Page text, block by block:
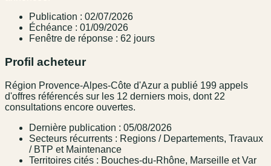
Publication : 02/07/2026
Échéance : 01/09/2026
Fenêtre de réponse : 62 jours
Profil acheteur
Région Provence-Alpes-Côte d'Azur a publié 199 appels
d'offres référencés sur les 12 derniers mois, dont 22
consultations encore ouvertes.
Dernière publication : 05/08/2026
Secteurs récurrents : Regions / Departements, Travaux
/ BTP et Maintenance
Territoires cités : Bouches-du-Rhône, Marseille et Var